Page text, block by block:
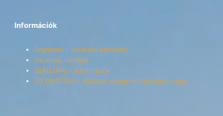
Információk
Segítünk! – Vásárlási útmutató
Garancia, Jótállás
SZÁLLÍTÁS – Információk
ÜGYINTÉZÉS – Műszaki vizsga és Kormányhivatal